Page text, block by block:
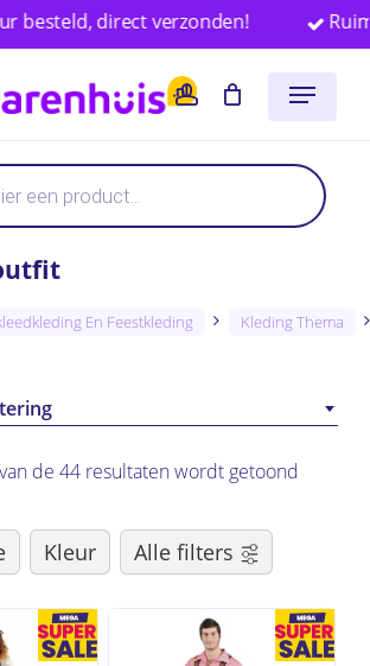
direct verzonden! Ruim
account
Menu
Close
de 44 resultaten wordt getoond
En Feestkleding Kleding Thema
Kleur Alle filters